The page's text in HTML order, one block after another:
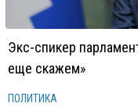
Экс-спикер
еще скажем»
ПОЛИТИКА